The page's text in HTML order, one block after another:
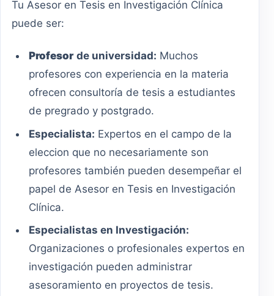
Tu Asesor en Tesis en Investigación Clínica
puede ser:
Profesor de universidad: Muchos
profesores con experiencia en la materia
ofrecen consultoría de tesis a estudiantes
de pregrado y postgrado.
Especialista: Expertos en el campo de la
eleccion que no necesariamente son
profesores también pueden desempeñar el
papel de Asesor en Tesis en Investigación
Clínica.
Especialistas en Investigación:
Organizaciones o profesionales expertos en
investigación pueden administrar
asesoramiento en proyectos de tesis.